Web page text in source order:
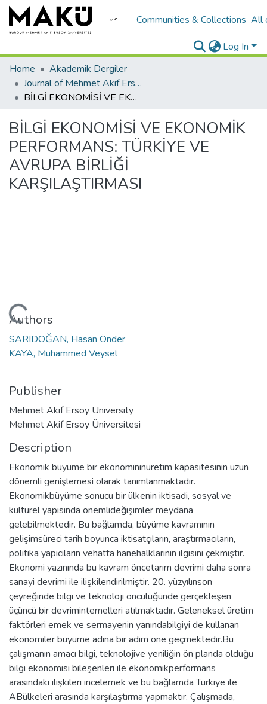
Communities & Collections All
Log In
Home
Akademik Dergiler
Journal of Mehmet Akif Ersoy University Economics and Administrative Sciences Faculty
BİLGİ EKONOMİSİ VE EKONOMİK PERFORMANS: TÜRKİYE VE AVRUPA BİRLİĞİ KARŞILAŞTIRMASI
BİLGİ EKONOMİSİ VE EKONOMİK
PERFORMANS: TÜRKİYE VE
AVRUPA BİRLİĞİ
KARŞILAŞTIRMASI
Authors
SARIDOĞAN, Hasan Önder
KAYA, Muhammed Veysel
Publisher
Mehmet Akif Ersoy University
Mehmet Akif Ersoy Üniversitesi
Description
Ekonomik büyüme bir ekonomininüretim kapasitesinin uzun
dönemli genişlemesi olarak tanımlanmaktadır.
Ekonomikbüyüme sonucu bir ülkenin iktisadi, sosyal ve
kültürel yapısında önemlideğişimler meydana
gelebilmektedir. Bu bağlamda, büyüme kavramının
gelişimsüreci tarih boyunca iktisatçıların, araştırmacıların,
politika yapıcıların vehatta hanehalklarının ilgisini çekmiştir.
Ekonomi yazınında bu kavram öncetarım devrimi daha sonra
sanayi devrimi ile ilişkilendirilmiştir. 20. yüzyılınson
çeyreğinde bilgi ve teknoloji öncülüğünde gerçekleşen
üçüncü bir devrimintemelleri atılmaktadır. Geleneksel üretim
faktörleri emek ve sermayenin yanındabilgiyi de kullanan
ekonomiler büyüme adına bir adım öne geçmektedir.Bu
çalışmanın amacı bilgi, teknolojive yeniliğin ön planda olduğu
bilgi ekonomisi bileşenleri ile ekonomikperformans
arasındaki ilişkileri incelemek ve bu bağlamda Türkiye ile
ABülkeleri arasında karşılaştırma yapmaktır. Çalışmada,